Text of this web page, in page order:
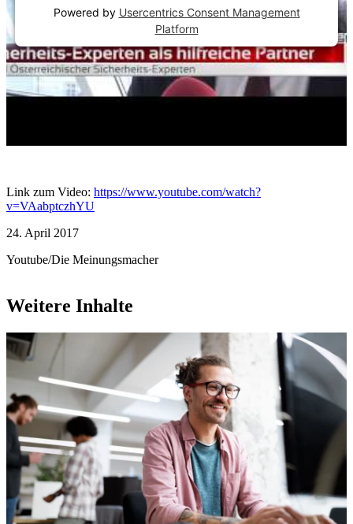
Powered by Usercentrics Consent Management
Platform
Link zum Video: https://www.youtube.com/watch?
v=VAabptczhYU
24. April 2017
Youtube/Die Meinungsmacher
Weitere Inhalte